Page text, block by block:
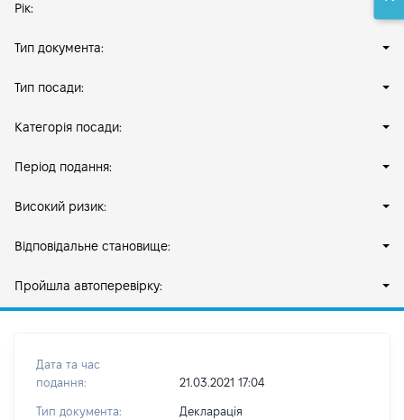
Рік:
Тип документа:
Тип посади:
Категорія посади:
Період подання:
Високий ризик:
Відповідальне становище:
Пройшла автоперевірку:
Дата та час
подання:
21.03.2021 17:04
Тип документа: Декларація